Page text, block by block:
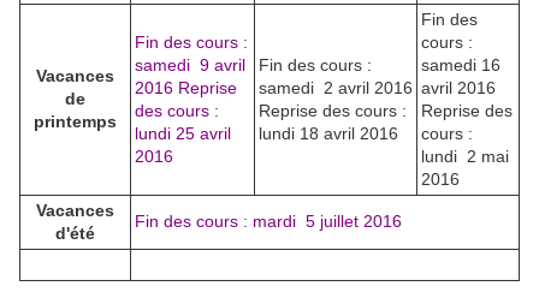
Vacances
de
printemps
Fin des cours :
samedi 9 avril
2016 Reprise
des cours :
lundi 25 avril
2016
Fin des cours :
samedi 2 avril 2016
Reprise des cours :
lundi 18 avril 2016
Fin des
cours :
samedi 16
avril 2016
Reprise des
cours :
lundi 2 mai
2016
Vacances
d'été
Fin des cours : mardi 5 juillet 2016